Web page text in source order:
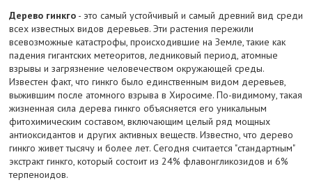
Дерево гинкго- это самый устойчивый и самый древний вид среди
всех известных видов деревьев. Эти растения пережили
всевозможные катастрофы, происходившие на Земле, такие как
падения гигантских метеоритов, ледниковый период, атомные
взрывы и загрязнение человечеством окружающей среды.
Известен факт, что гинкго было единственным видом деревьев,
выжившим после атомного взрыва в Хиросиме. По-видимому, такая
жизненная сила дерева гинкго объясняется его уникальным
фитохимическим составом, включающим целый ряд мощных
антиоксидантов и других активных веществ. Известно, что дерево
гинкго живет тысячу и более лет. Сегодня считается "стандартным"
экстракт гинкго, который состоит из 24% флавонгликозидов и 6%
терпеноидов.